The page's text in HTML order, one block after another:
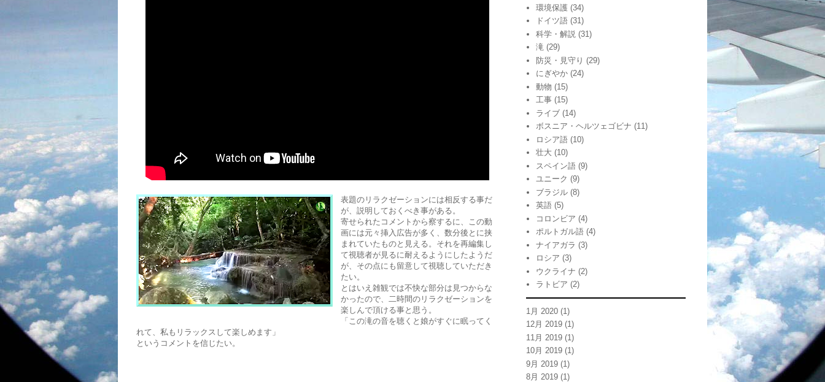
表題のリラクゼーションには相反する事だ
が、説明しておくべき事がある。
寄せられたコメントから察するに、この動
画には元々挿入広告が多く、数分後とに挟
まれていたものと見える。それを再編集し
て視聴者が見るに耐えるようにしたようだ
が、その点にも留意して視聴していただき
たい。
とはいえ雑観では不快な部分は見つからな
かったので、二時間のリラクゼーションを
楽しんで頂ける事と思う。
「この滝の音を聴くと娘がすぐに眠ってく
れて、私もリラックスして楽しめます」
というコメントを信じたい。
環境保護 (34)
ドイツ語 (31)
科学・解説 (31)
滝 (29)
防災・見守り (29)
にぎやか (24)
動物 (15)
工事 (15)
ライブ (14)
ボスニア・ヘルツェゴビナ (11)
ロシア語 (10)
壮大 (10)
スペイン語 (9)
ユニーク (9)
ブラジル (8)
英語 (5)
コロンビア (4)
ポルトガル語 (4)
ナイアガラ (3)
ロシア (3)
ウクライナ (2)
ラトビア (2)
1月 2020 (1)
12月 2019 (1)
11月 2019 (1)
10月 2019 (1)
9月 2019 (1)
8月 2019 (1)